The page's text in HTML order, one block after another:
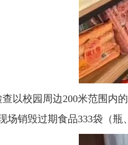
查以校园周边200米范围内
场销毁过期食品333袋（瓶